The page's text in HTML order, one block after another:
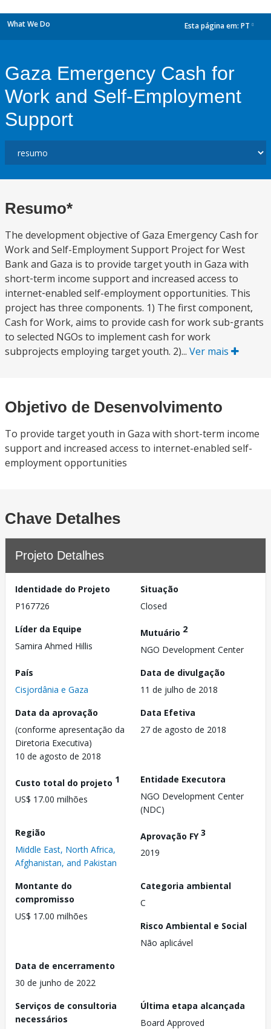
What We Do Esta página em: PT
Gaza Emergency Cash for
Work and Self-Employment
Support
Resumo*
The development objective of Gaza Emergency Cash for
Work and Self-Employment Support Project for West
Bank and Gaza is to provide target youth in Gaza with
short‐term income support and increased access to
internet‐enabled self-employment opportunities. This
project has three components. 1) The first component,
Cash for Work, aims to provide cash for work sub‐grants
to selected NGOs to implement cash for work
subprojects employing target youth. 2)... Ver mais
Objetivo de Desenvolvimento
To provide target youth in Gaza with short-term income
support and increased access to internet-enabled self-
employment opportunities
Chave Detalhes
Projeto Detalhes
Identidade do Projeto
P167726
Situação
Closed
Líder da Equipe
Samira Ahmed Hillis
Mutuário 2
NGO Development Center
País
Cisjordânia e Gaza
Data de divulgação
11 de julho de 2018
Data da aprovação
(conforme apresentação da
Diretoria Executiva)
10 de agosto de 2018
Data Efetiva
27 de agosto de 2018
Custo total do projeto 1
US$ 17.00 milhões
Entidade Executora
NGO Development Center
(NDC)
Região
Middle East, North Africa,
Afghanistan, and Pakistan
Aprovação FY3
2019
Montante do
compromisso
US$ 17.00 milhões
Categoria ambiental
C
Risco Ambiental e Social
Não aplicável
Data de encerramento
30 de junho de 2022
Serviços de consultoria
necessários
Última etapa alcançada
Board Approved